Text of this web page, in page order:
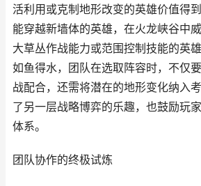
活利用或克制地形改变的英雄价值得
能穿越新墙体的英雄，在火龙峡谷中
大草丛作战能力或范围控制技能的英
如鱼得水，团队在选取阵容时，不仅
战配合，还需将潜在的地形变化纳入
了另一层战略博弈的乐趣，也鼓励玩
体系。
团队协作的终极试炼